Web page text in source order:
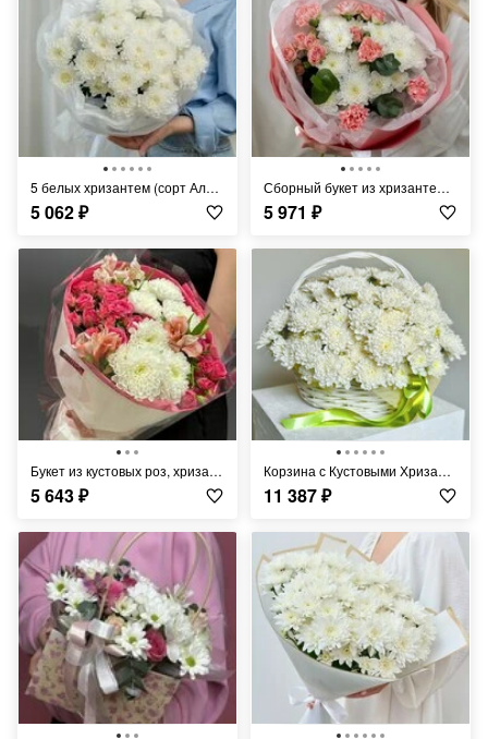
5 белых хризантем (сорт Алтай)
5 062₽
Сборный букет из хризантем и диантусов
5 971 ₽
Букет из кустовых роз, хризантем, альстромерий
5 643₽
Корзина с Кустовыми Хризантемами
11 387₽